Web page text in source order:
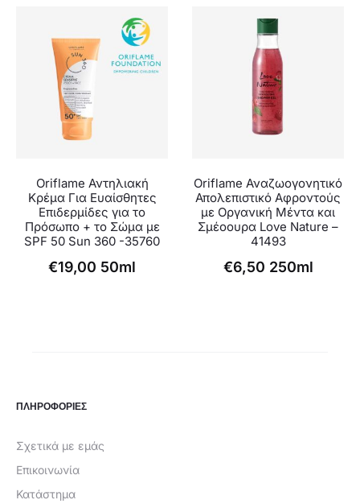
was:
€7,00.
Oriflame Αντηλιακή
Κρέμα Για Ευαίσθητες
Επιδερμίδες για το
Πρόσωπο + το Σώμα με
SPF 50 Sun 360 -35760
€19,00 50ml
Oriflame Αναζωογονητικό
Απολεπιστικό Αφροντούς
με Οργανική Μέντα και
Σμέοουρα Love Nature –
41493
€6,50 250ml
ΠΛΗΡΟΦΟΡΙΕΣ
Σχετικά με εμάς
Επικοινωνία
Κατάστημα